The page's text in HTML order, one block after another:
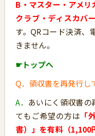
B・マスター・アメ
クラブ・ディスカバー
す。QRコード決済、
きません。
☛トップへ
Q．領収書を再発行し
A． あいにく領収書の
てもご希望の方は 「
書）」を有料（1,100